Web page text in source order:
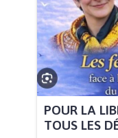
POUR LA
TOUS LES